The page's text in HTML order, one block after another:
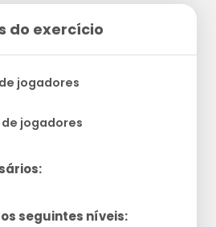
do exercício
jogadores
jogadores
seguintes níveis: